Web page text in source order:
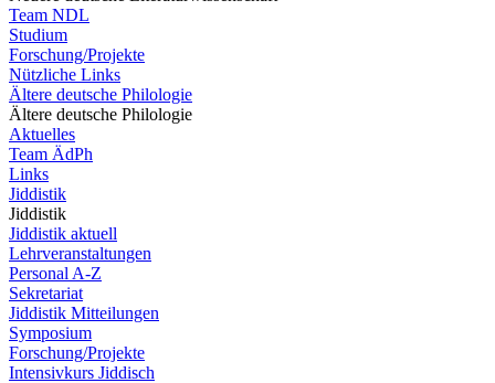
Team NDL
Studium
Forschung/Projekte
Nützliche Links
Ältere deutsche Philologie
Ältere deutsche Philologie
Aktuelles
Team ÄdPh
Links
Jiddistik
Jiddistik
Jiddistik aktuell
Lehrveranstaltungen
Personal A-Z
Sekretariat
Jiddistik Mitteilungen
Symposium
Forschung/Projekte
Intensivkurs Jiddisch